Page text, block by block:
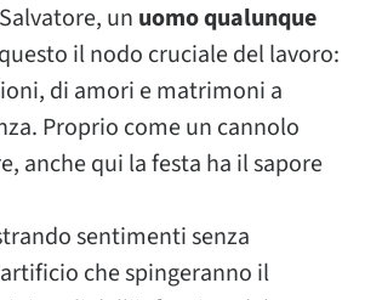
un uomo qualunque
il nodo cruciale del lavoro:
di amori e matrimoni a
Proprio come un cannolo
anche qui la festa ha il sapore
sentimenti senza
che spingeranno il